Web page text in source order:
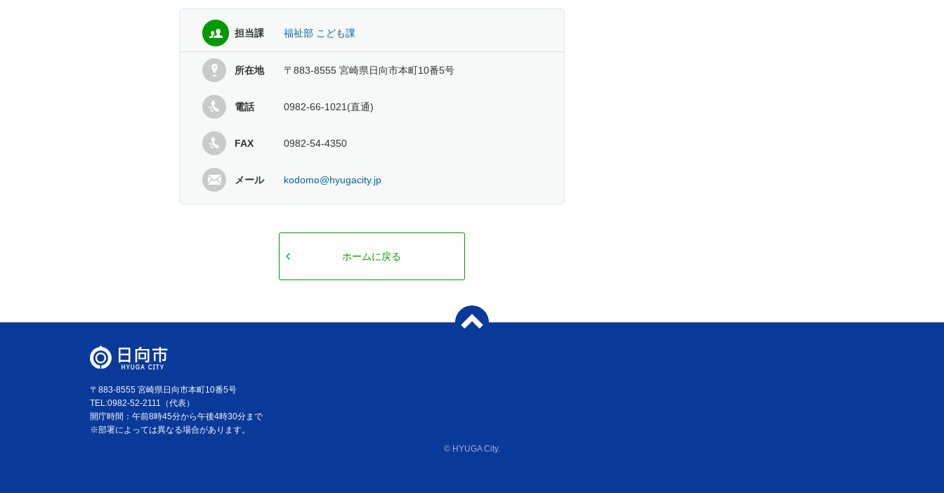
担当課 福祉部 こども課
所在地 〒883-8555 宮崎県日向市本町10番5号
電話 0982-66-1021(直通)
FAX 0982-54-4350
メール kodomo@hyugacity.jp
ホームに戻る
〒883-8555 宮崎県日向市本町10番5号
TEL:0982-52-2111（代表）
開庁時間：午前8時45分から午後4時30分まで
※部署によっては異なる場合があります。
© HYUGA City.